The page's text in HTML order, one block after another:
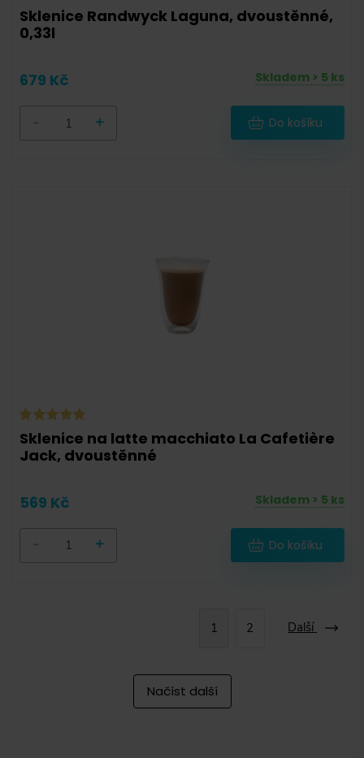
Sklenice Randwyck Laguna, dvoustěnné,
0,33l
679 Kč Skladem > 5 ks
+ Do košíku
Sklenice na latte macchiato La Cafetière
Jack, dvoustěnné
569 Kč Skladem > 5 ks
+ Do košíku
1 2 Další
Načíst další